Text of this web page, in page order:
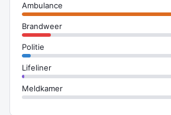
Ambulance
Brandweer
Politie
Lifeliner
Meldkamer